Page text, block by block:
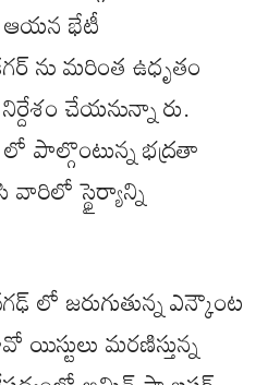
ఆయన భేటీ
ను మరింత ఉధృతం
చేయనున్నా రు.
పాల్గొంటున్న భద్రతా
వారిలో స్థైర్యాన్ని
లో జరుగుతున్న ఎన్కౌంట
మరణిస్తున్న